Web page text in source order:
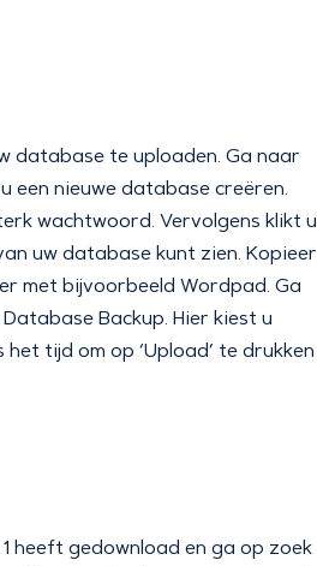
database te uploaden. Ga naar
een nieuwe database creëren.
wachtwoord. Vervolgens klikt u
uw database kunt zien. Kopieer
met bijvoorbeeld Wordpad. Ga
Backup. Hier kiest u
tijd om op ‘Upload’ te drukken
heeft gedownload en ga op zoek